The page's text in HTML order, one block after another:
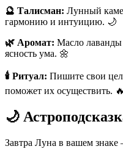
🔮 Талисман: Лунный
гармонию и интуицию. 🌙
🌿 Аромат: Масло
ясность ума. 🌼
🕯️ Ритуал: Пишите свои
поможет их осуществить. 🔥
🌙
Завтра Луна в вашем знаке